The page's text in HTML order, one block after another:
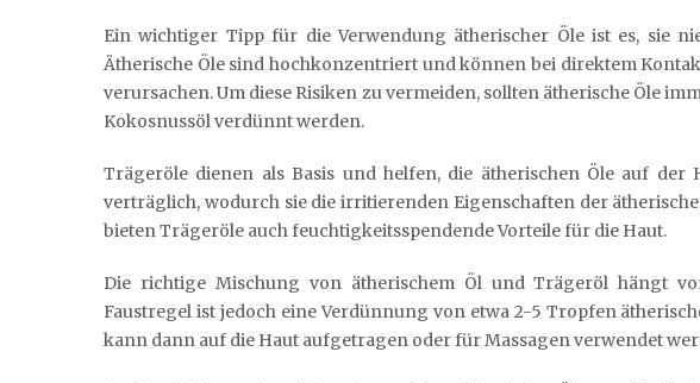
Ein wichtiger Tipp für die Verwendung ätherischer Öle ist es, sie
Ätherische Öle sind hochkonzentriert und können bei direktem
verursachen. Um diese Risiken zu vermeiden, sollten ätherische Öle
Kokosnussöl verdünnt werden.
Trägeröle dienen als Basis und helfen, die ätherischen Öle auf
verträglich, wodurch sie die irritierenden Eigenschaften der
bieten Trägeröle auch feuchtigkeitsspendende Vorteile für die Haut.
Die richtige Mischung von ätherischem Öl und Trägeröl hängt
Faustregel ist jedoch eine Verdünnung von etwa 2-5 Tropfen
kann dann auf die Haut aufgetragen oder für Massagen verwendet